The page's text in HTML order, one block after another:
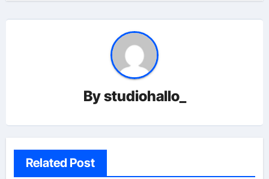
Bystudiohallo_
Related Post